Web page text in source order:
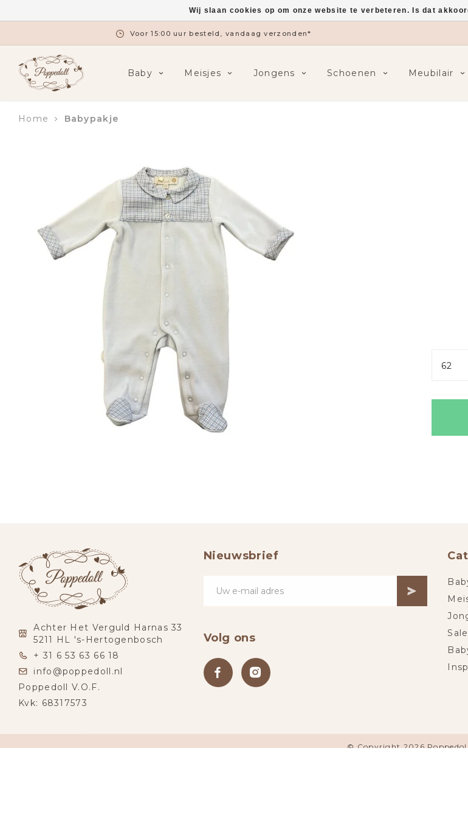
Voor 15:00 uur besteld, vandaag verzonden*
Baby Meisjes Jongens Schoenen Meubilair
Home Babypakje
62
Achter Het Verguld Harnas 33
5211 HL 's-Hertogenbosch
+ 31 6 53 63 66 18
info@poppedoll.nl
Poppedoll V.O.F.
Kvk: 68317573
Nieuwsbrief
Volg ons
Sale
© Copyright 2026
Wij slaan cookies op om onze website te verbeteren. Is dat